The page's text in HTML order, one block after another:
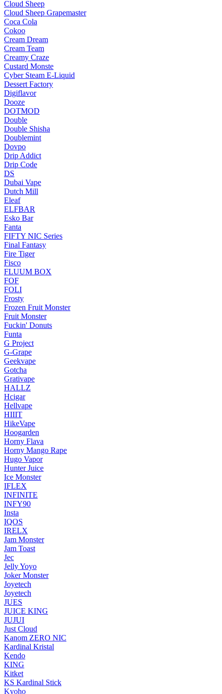
Cloud Sheep
Cloud Sheep Grapemaster
Coca Cola
Cokoo
Cream Dream
Cream Team
Creamy Craze
Custard Monste
Cyber Steam E-Liquid
Dessert Factory
Digiflavor
Dooze
DOTMOD
Double
Double Shisha
Doublemint
Dovpo
Drip Addict
Drip Code
DS
Dubai Vape
Dutch Mill
Eleaf
ELFBAR
Esko Bar
Fanta
FIFTY NIC Series
Final Fantasy
Fire Tiger
Fisco
FLUUM BOX
FOF
FOLI
Frosty
Frozen Fruit Monster
Fruit Monster
Fuckin' Donuts
Funta
G Project
G-Grape
Geekvape
Gotcha
Grativape
HALLZ
Hcigar
Hellvape
HIIIT
HikeVape
Hoogarden
Horny Flava
Horny Mango Rape
Hugo Vapor
Hunter Juice
Ice Monster
IFLEX
INFINITE
INFY90
Insta
IQOS
IRELX
Jam Monster
Jam Toast
Jec
Jelly Yoyo
Joker Monster
Joyetech
Joyetech
JUES
JUICE KING
JUJUI
Just Cloud
Kanom ZERO NIC
Kardinal Kristal
Kendo
KING
Kitket
KS Kardinal Stick
Kyoho